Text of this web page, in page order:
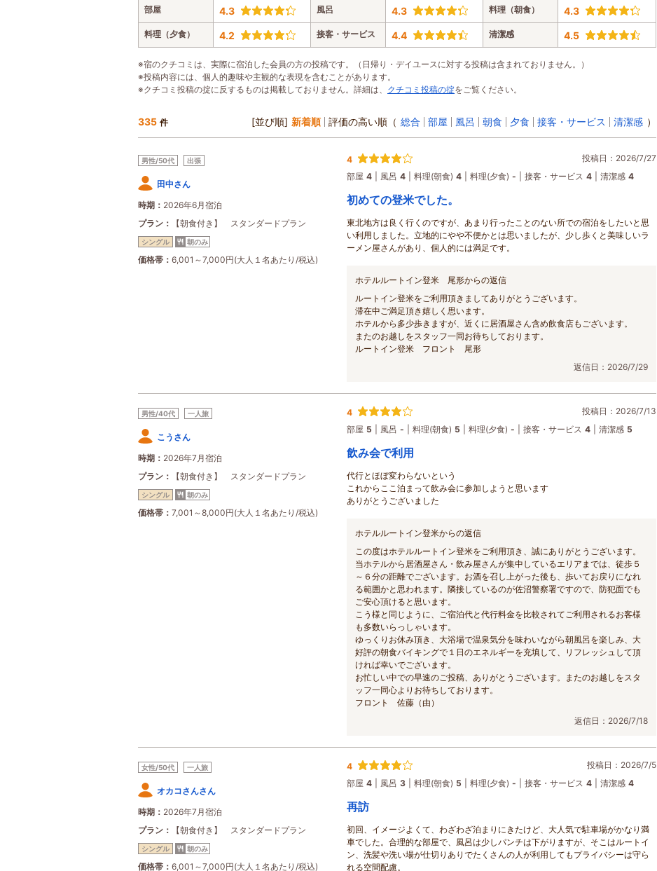
部屋 4.3 風呂 4.3 料理（朝食） 4.3
料理（夕食） 4.2 接客・サービス 4.4 清潔感 4.5
※宿のクチコミは、実際に宿泊した会員の方の投稿です。（日帰り・デイユースに対する投稿は含まれておりません。）
※投稿内容には、個人的趣味や主観的な表現を含むことがあります。
※クチコミ投稿の掟に反するものは掲載しておりません。詳細は、 クチコミ投稿の掟をご覧ください。
335 件 [並び順] 新着順 評価の高い順 （ 総合 部屋 風呂 朝食 夕食 接客・サービス 清潔感 ）
男性/50代 出張
田中さん
時期
2026年6月宿泊
プラン
【朝食付き】 スタンダードプラン
シングル 朝のみ
価格帯 6,001～7,000円(大人１名あたり/税込)
4
投稿日：2026/7/27
部屋 4 風呂 4 料理(朝食) 4 料理(夕食) - 接客・サービス 4 清潔感 4
初めての登米でした。
東北地方は良く行くのですが、あまり行ったことのない所での宿泊をしたいと思
い利用しました。立地的にやや不便かとは思いましたが、少し歩くと美味しいラ
ーメン屋さんがあり、個人的には満足です。
ホテルルートイン登米 尾形からの返信
ルートイン登米をご利用頂きましてありがとうございます。
滞在中ご満足頂き嬉しく思います。
ホテルから多少歩きますが、近くに居酒屋さん含め飲食店もございます。
またのお越しをスタッフ一同お待ちしております。
ルートイン登米 フロント 尾形
返信日：2026/7/29
男性/40代 一人旅
こうさん
時期
2026年7月宿泊
プラン
【朝食付き】 スタンダードプラン
シングル 朝のみ
価格帯 7,001～8,000円(大人１名あたり/税込)
4
投稿日：2026/7/13
部屋 5 風呂 - 料理(朝食) 5 料理(夕食) - 接客・サービス 4 清潔感 5
飲み会で利用
代行とほぼ変わらないという
これからここ泊まって飲み会に参加しようと思います
ありがとうございました
ホテルルートイン登米からの返信
この度はホテルルートイン登米をご利用頂き、誠にありがとうございます。
当ホテルから居酒屋さん・飲み屋さんが集中しているエリアまでは、徒歩５
～６分の距離でございます。お酒を召し上がった後も、歩いてお戻りになれ
る範囲かと思われます。隣接しているのが佐沼警察署ですので、防犯面でも
ご安心頂けると思います。
こう様と同じように、ご宿泊代と代行料金を比較されてご利用されるお客様
も多数いらっしゃいます。
ゆっくりお休み頂き、大浴場で温泉気分を味わいながら朝風呂を楽しみ、大
好評の朝食バイキングで１日のエネルギーを充填して、リフレッシュして頂
ければ幸いでございます。
お忙しい中での早速のご投稿、ありがとうございます。またのお越しをスタ
ッフ一同心よりお待ちしております。
フロント 佐藤（由）
返信日：2026/7/18
女性/50代 一人旅
オカコさんさん
時期
2026年7月宿泊
プラン
【朝食付き】 スタンダードプラン
シングル 朝のみ
価格帯 6,001～7,000円(大人１名あたり/税込)
4
投稿日：2026/7/5
部屋 4 風呂 3 料理(朝食) 5 料理(夕食) - 接客・サービス 4 清潔感 4
再訪
初回、イメージよくて、わざわざ泊まりにきたけど、大人気で駐車場がかなり満
車でした。合理的な部屋で、風呂は少しパンチは下がりますが、そこはルートイ
ン、洗髪や洗い場が仕切りありでたくさんの人が利用してもプライバシーは守ら
れる空間配慮。